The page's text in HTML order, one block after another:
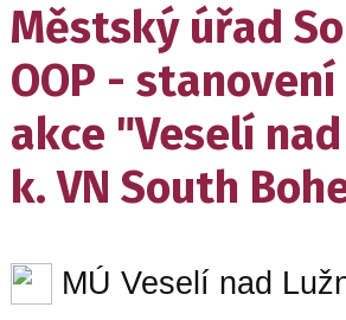
Městský úřad
OOP -
akce "Veselí
k. VN South
MÚ Veselí nad